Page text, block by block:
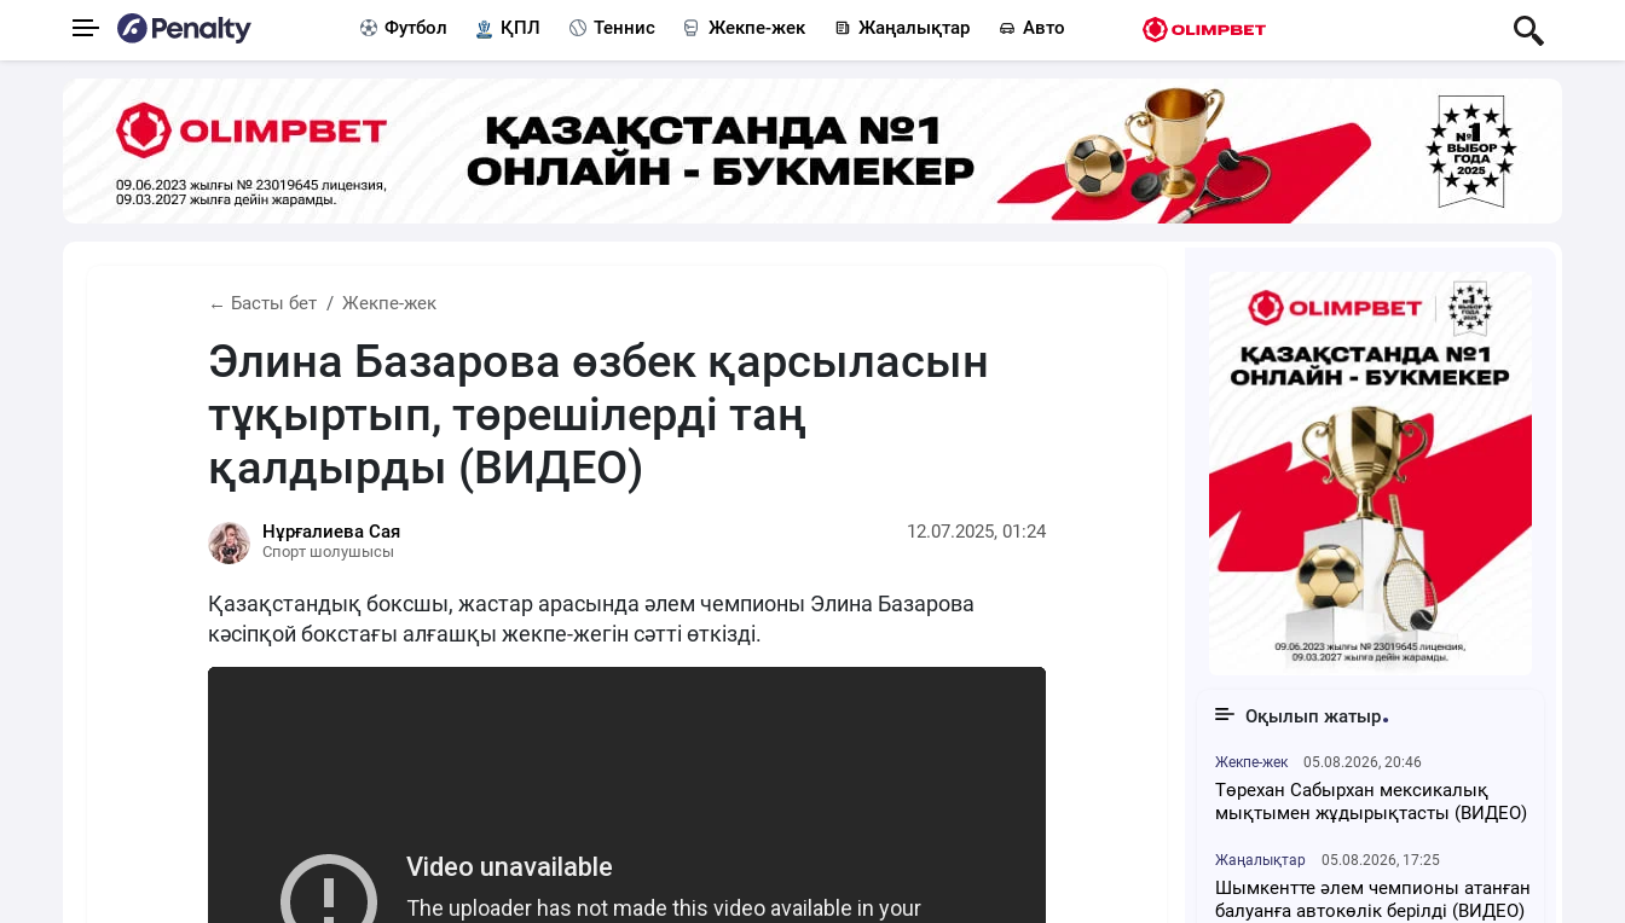
Футбол ҚПЛ Теннис Жекпе-жек Жаңалықтар Авто
← Басты бет Жекпе-жек
Элина Базарова өзбек қарсыласын
тұқыртып, төрешілерді таң
қалдырды (ВИДЕО)
Нұрғалиева Сая
Спорт шолушысы
12.07.2025, 01:24
Қазақстандық боксшы, жастар арасында әлем чемпионы Элина Базарова
кәсіпқой бокстағы алғашқы жекпе-жегін сәтті өткізді.
Оқылып жатыр
Жекпе-жек 05.08.2026, 20:46
Төрехан Сабырхан мексикалық
мықтымен жұдырықтасты (ВИДЕО)
Жаңалықтар 05.08.2026, 17:25
Шымкентте әлем чемпионы атанған
балуанға автокөлік берілді (ВИДЕО)